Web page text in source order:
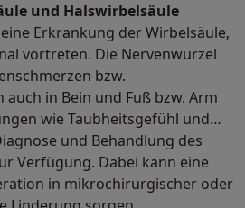
und Halswirbelsäule
Erkrankung der Wirbelsäule,
vortreten. Die Nervenwurzel
bzw.
in Bein und Fuß bzw. Arm
wie Taubheitsgefühl und
und Behandlung des
Verfügung. Dabei kann eine
in mikrochirurgischer oder